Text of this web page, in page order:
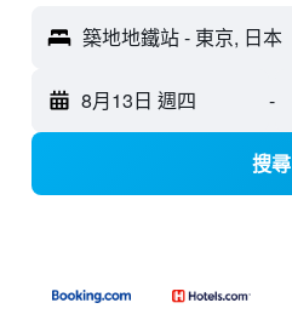
築地地鐵站 - 東京, 日本
8月13日 週四 -
搜尋